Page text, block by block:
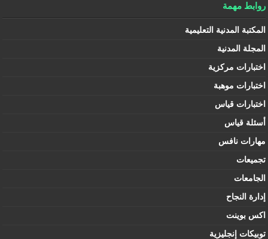
روابط مهمة
المكتبة المدنية التعليمية
المجلة المدنية
اختبارات مركزية
اختبارات موهبة
اختبارات قياس
أسئلة قياس
مهارات نافس
تجميعات
الجامعات
إدارة النجاح
اكس بوينت
توبيكات إنجليزية